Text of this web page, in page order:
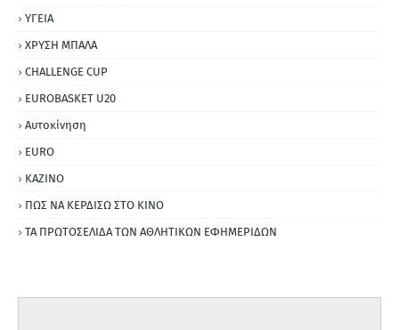
ΥΓΕΙΑ
ΧΡΥΣΗ ΜΠΑΛΑ
CHALLENGE CUP
EUROBASKET U20
Αυτοκίνηση
ΕURO
ΚΑΖΙΝΟ
ΠΩΣ ΝΑ ΚΕΡΔΙΣΩ ΣΤΟ ΚΙΝΟ
ΤΑ ΠΡΩΤΟΣΕΛΙΔΑ ΤΩΝ ΑΘΛΗΤΙΚΩΝ ΕΦΗΜΕΡΙΔΩΝ